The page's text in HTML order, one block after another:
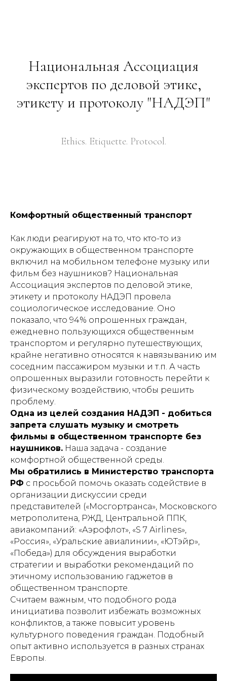
Национальная Ассоциация
экспертов по деловой этике,
этикету и протоколу "НАДЭП"
Ethics. Etiquette. Protocol.
Комфортный общественный транспорт
Как люди реагируют на то, что кто-то из
окружающих в общественном транспорте
включил на мобильном телефоне музыку или
фильм без наушников? Национальная
Ассоциация экспертов по деловой этике,
этикету и протоколу НАДЭП провела
социологическое исследование. Оно
показало, что 94% опрошенных граждан,
ежедневно пользующихся общественным
транспортом и регулярно путешествующих,
крайне негативно относятся к навязыванию им
соседним пассажиром музыки и т.п. А часть
опрошенных выразили готовность перейти к
физическому воздействию, чтобы решить
проблему.
Одна из целей создания НАДЭП - добиться
запрета слушать музыку и смотреть
фильмы в общественном транспорте без
наушников. Наша задача - создание
комфортной общественной среды.
Мы обратились в Министерство транспорта
РФ с просьбой помочь оказать содействие в
организации дискуссии среди
представителей («Мосгортранса», Московского
метрополитена, РЖД, Центральной ППК,
авиакомпаний: «Аэрофлот», «S 7 Airlines»,
«Россия», «Уральские авиалинии», «ЮТэйр»,
«Победа») для обсуждения выработки
стратегии и выработки рекомендаций по
этичному использованию гаджетов в
общественном транспорте.
Считаем важным, что подобного рода
инициатива позволит избежать возможных
конфликтов, а также повысит уровень
культурного поведения граждан. Подобный
опыт активно используется в разных странах
Европы.